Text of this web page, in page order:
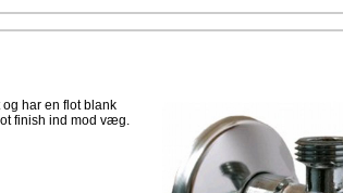
har en flot blank
finish ind mod væg.